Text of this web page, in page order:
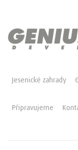
Jesenické zahrady
Připravujeme